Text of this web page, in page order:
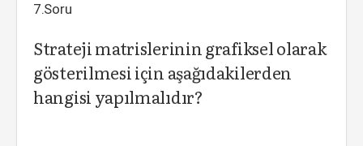
7.Soru
Strateji matrislerinin grafiksel olarak
gösterilmesi için aşağıdakilerden
hangisi yapılmalıdır?